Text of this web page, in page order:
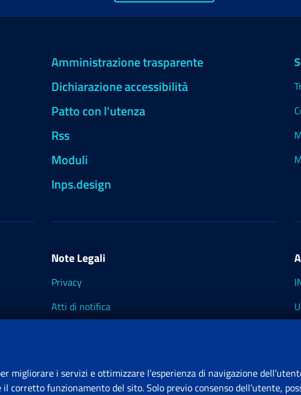
Amministrazione trasparente
Dichiarazione accessibilità
Patto con l'utenza
Rss
Moduli
Inps.design
Note Legali
Privacy
Atti di notifica
migliorare i servizi e ottimizzare l’esperienza di navigazione
corretto funzionamento del sito. Solo previo consenso dell’utente,